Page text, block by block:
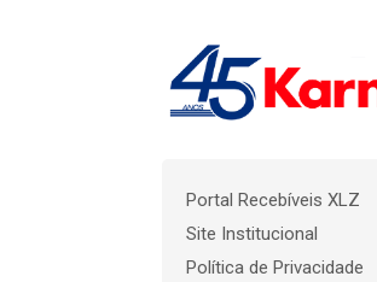
Portal Recebíveis XLZ
Site Institucional
Política de Privacidade